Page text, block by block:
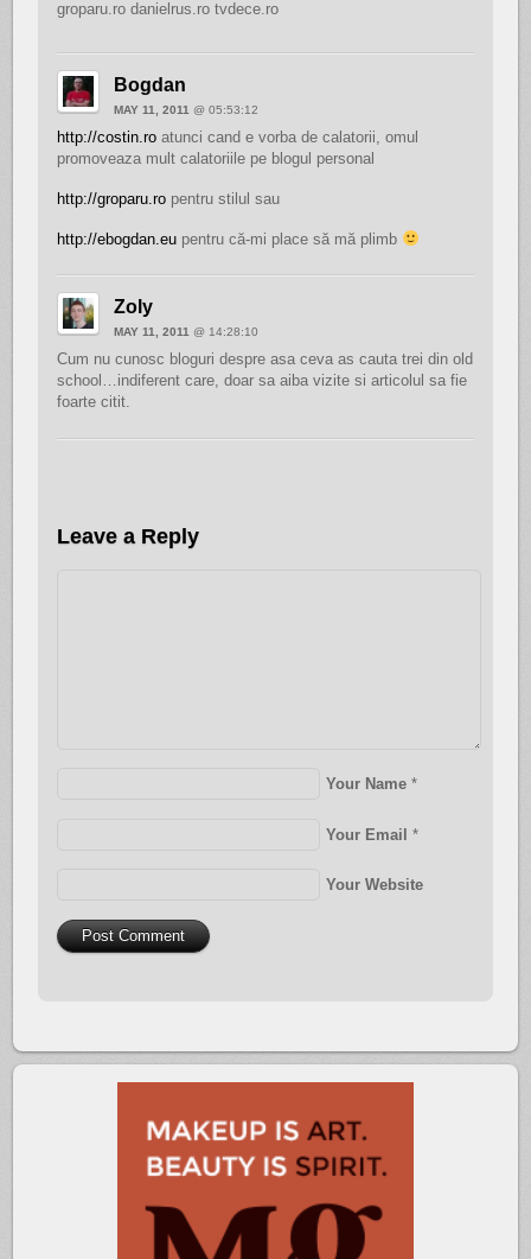
groparu.ro danielrus.ro tvdece.ro
Bogdan
MAY 11, 2011@ 05:53:12
http://costin.roatunci cand e vorba de calatorii, omul
promoveaza mult calatoriile pe blogul personal
http://groparu.ropentru stilul sau
http://ebogdan.eupentru că-mi place să mă plimb
Zoly
MAY 11, 2011 @ 14:28:10
Cum nu cunosc bloguri despre asa ceva as cauta trei din old
school…indiferent care, doar sa aiba vizite si articolul sa fie
foarte citit.
Leave a Reply
Your Name *
Your Email *
Your Website